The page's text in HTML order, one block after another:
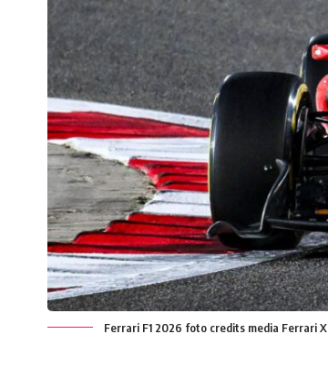
Ferrari F1 2026 foto credits media Ferrari X